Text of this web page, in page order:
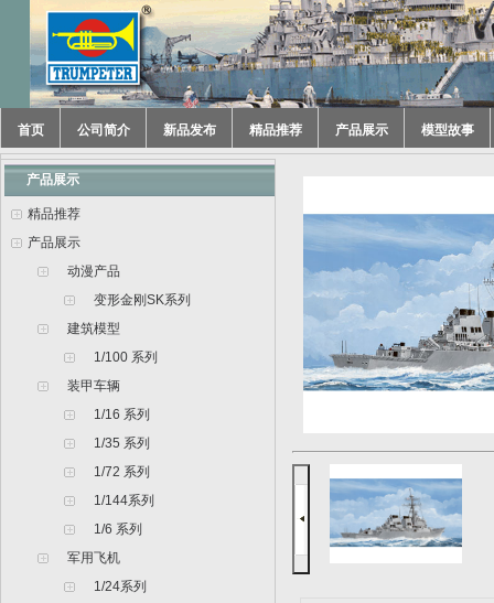
首页 公司简介 新品发布 精品推荐 产品展示 模型故事
产品展示
精品推荐
产品展示
动漫产品
变形金刚SK系列
建筑模型
1/100 系列
装甲车辆
1/16 系列
1/35 系列
1/72 系列
1/144系列
1/6 系列
军用飞机
1/24系列